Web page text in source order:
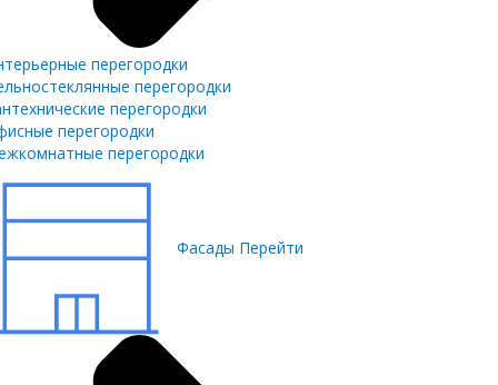
перегородки
перегородки
перегородки
перегородки
перегородки
Фасады Перейти